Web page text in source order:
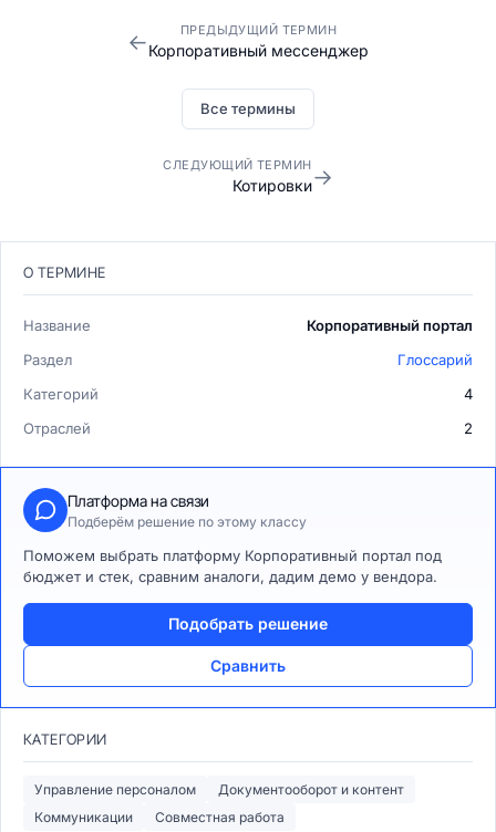
← ПРЕДЫДУЩИЙ ТЕРМИН
Корпоративный мессенджер
Все термины
СЛЕДУЮЩИЙ ТЕРМИН
Котировки→
О ТЕРМИНЕ
Название
Корпоративный портал
Раздел
Глоссарий
Категорий
4
Отраслей
2
Платформа на связи
Подберём решение по этому классу
Поможем выбрать платформу Корпоративный портал под
бюджет и стек, сравним аналоги, дадим демо у вендора.
Подобрать решение
Сравнить
КАТЕГОРИИ
Управление персоналом
Документооборот и контент
Коммуникации
Совместная работа